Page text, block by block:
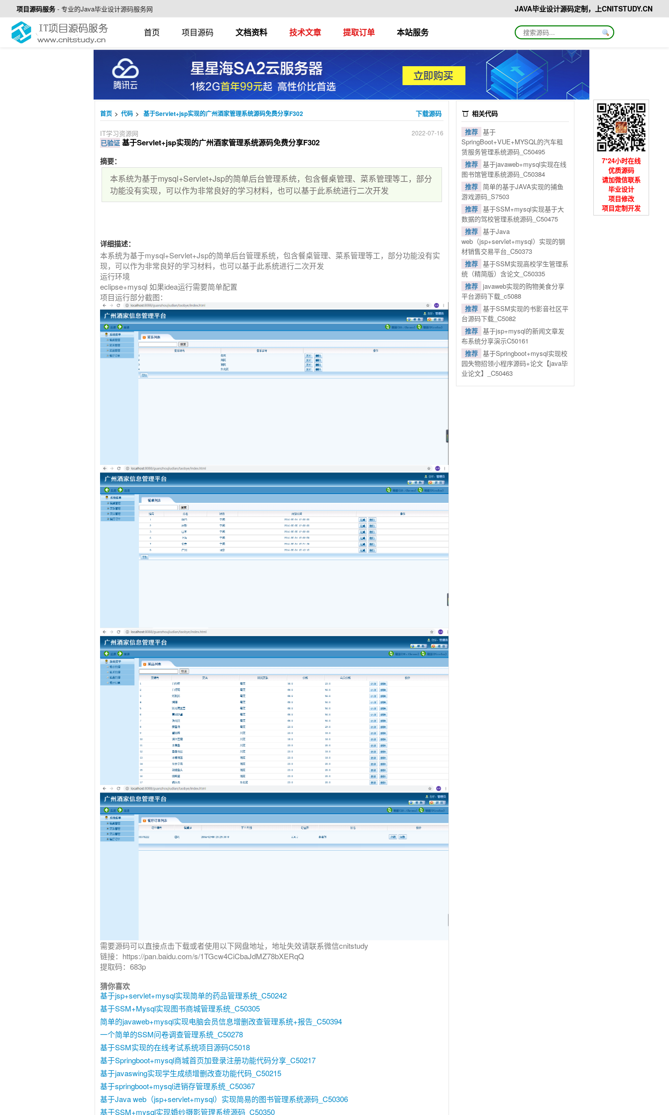
项目源码服务 - 专业的Java毕业设计源码服务网 JAVA毕业设计源码定制，上CNITSTUDY.CN
首页 项目源码 文档资料 技术文章 提取订单 本站服务
首页 > 代码 > 基于Servlet+jsp实现的广州酒家管理系统源码免费分享F302 下载源码
IT学习资源网 2022-07-16
已验证 基于Servlet+jsp实现的广州酒家管理系统源码免费分享F302
摘要：
本系统为基于mysql+Servlet+Jsp的简单后台管理系统，包含餐桌管理、菜系管理等工，部分
功能没有实现，可以作为非常良好的学习材料，也可以基于此系统进行二次开发
详细描述：
本系统为基于mysql+Servlet+Jsp的简单后台管理系统，包含餐桌管理、菜系管理等工，部分功能没有实
现，可以作为非常良好的学习材料，也可以基于此系统进行二次开发
运行环境
eclipse+mysql 如果idea运行需要简单配置
项目运行部分截图：
需要源码可以直接点击下载或者使用以下网盘地址，地址失效请联系微信cnitstudy
链接：https://pan.baidu.com/s/1TGcw4CiCbaJdMZ78bXERqQ
提取码：683p
猜你喜欢
基于jsp+servlet+mysql实现简单的药品管理系统_C50242
基于SSM+Mysql实现图书商城管理系统_C50305
简单的javaweb+mysql实现电脑会员信息增删改查管理系统+报告_C50394
一个简单的SSM问卷调查管理系统_C50278
基于SSM实现的在线考试系统项目源码C5018
基于Springboot+mysql商城首页加登录注册功能代码分享_C50217
基于javaswing实现学生成绩增删改查功能代码_C50215
基于springboot+mysql进销存管理系统_C50367
基于Java web（jsp+servlet+mysql）实现简易的图书管理系统源码_C50306
基于SSM+mysql实现婚纱摄影管理系统源码_C50350
相关代码
推荐 基于
SpringBoot+VUE+MYSQL的汽车租
赁服务管理系统源码_C50495
推荐 基于javaweb+mysql实现在线
图书馆管理系统源码_C50384
推荐 简单的基于JAVA实现的捕鱼
游戏源码_S7503
推荐 基于SSM+mysql实现基于大
数据的驾校管理系统源码_C50475
推荐 基于Java
web（jsp+servlet+mysql）实现的钢
材销售交易平台_C50373
推荐 基于SSM实现高校学生管理系
统（精简版）含论文_C50335
推荐 javaweb实现的购物美食分享
平台源码下载_c5088
推荐 基于SSM实现的书影音社区平
台源码下载_C5082
推荐 基于jsp+mysql的新闻文章发
布系统分享演示C50161
推荐 基于Springboot+mysql实现校
园失物招领小程序源码+论文【java毕
业论文】_C50463
7*24小时在线
优质源码
请加微信联系
毕业设计
项目修改
项目定制开发